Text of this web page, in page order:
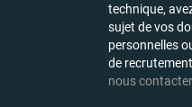
technique,
sujet de vos
personnelles
de
nous contacter